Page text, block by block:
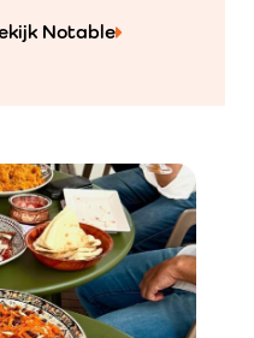
Notable